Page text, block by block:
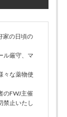
家の日頃の
ル厳守、マ
々な薬物使
のFWJ主催
禁止いたし